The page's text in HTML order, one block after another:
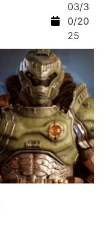
03/3
0/20
25